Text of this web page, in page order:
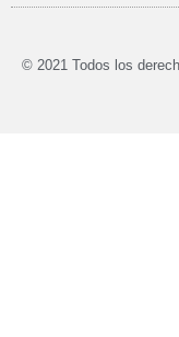
© 2021 Todos los